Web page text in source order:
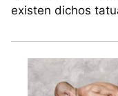
existen dichos